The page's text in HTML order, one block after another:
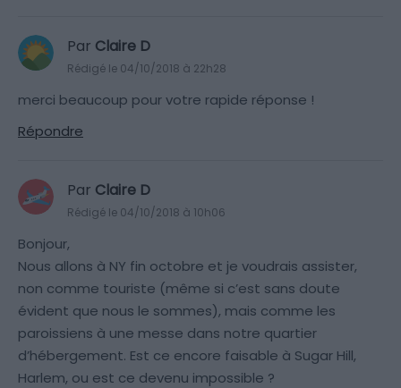
Par Claire D
Rédigé le 04/10/2018 à 22h28
merci beaucoup pour votre rapide réponse !
Répondre
Par Claire D
Rédigé le 04/10/2018 à 10h06
Bonjour,
Nous allons à NY fin octobre et je voudrais assister,
non comme touriste (même si c’est sans doute
évident que nous le sommes), mais comme les
paroissiens à une messe dans notre quartier
d’hébergement. Est ce encore faisable à Sugar Hill,
Harlem, ou est ce devenu impossible ?